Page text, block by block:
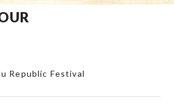
Republic Festival